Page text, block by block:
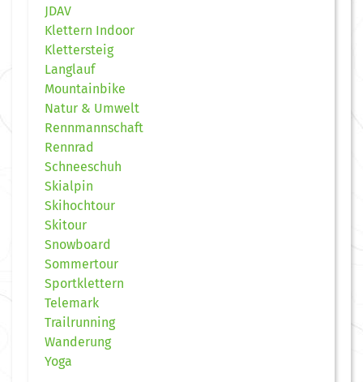
JDAV
Klettern Indoor
Klettersteig
Langlauf
Mountainbike
Natur & Umwelt
Rennmannschaft
Rennrad
Schneeschuh
Skialpin
Skihochtour
Skitour
Snowboard
Sommertour
Sportklettern
Telemark
Trailrunning
Wanderung
Yoga